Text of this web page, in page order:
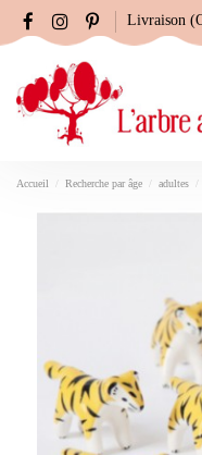
Livraison
Accueil Recherche par âge adultes